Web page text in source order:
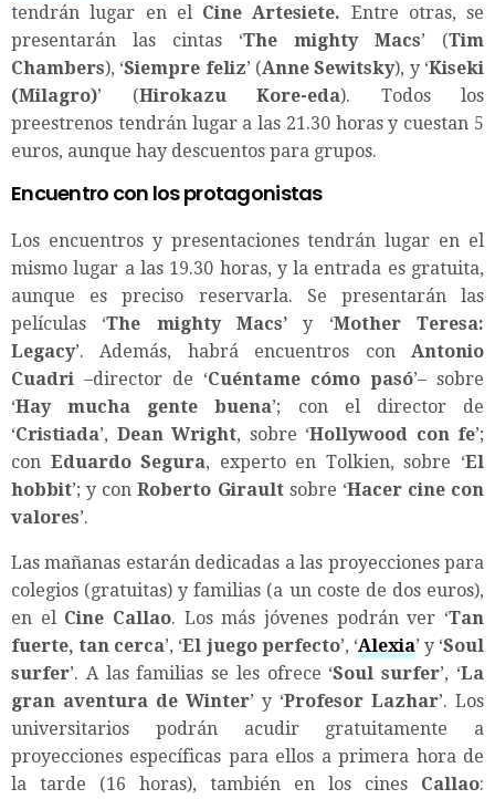
tendrán lugar en el Cine Artesiete. Entre otras, se
presentarán las cintas ‘The mighty Macs’ (Tim
Chambers), ‘Siempre feliz’ (Anne Sewitsky), y ‘Kiseki
(Milagro)’ (Hirokazu Kore-eda). Todos los
preestrenos tendrán lugar a las 21.30 horas y cuestan 5
euros, aunque hay descuentos para grupos.
Encuentro con los protagonistas
Los encuentros y presentaciones tendrán lugar en el
mismo lugar a las 19.30 horas, y la entrada es gratuita,
aunque es preciso reservarla. Se presentarán las
películas ‘The mighty Macs’ y ‘Mother Teresa:
Legacy’. Además, habrá encuentros con Antonio
Cuadri –director de ‘Cuéntame cómo pasó’– sobre
‘Hay mucha gente buena’; con el director de
‘Cristiada’, Dean Wright, sobre ‘Hollywood con fe’;
con Eduardo Segura, experto en Tolkien, sobre ‘El
hobbit’; y conRoberto Giraultsobre ‘Hacer cine con
valores’.
Las mañanas estarán dedicadas a las proyecciones para
colegios (gratuitas) y familias (a un coste de dos euros),
en el Cine Callao. Los más jóvenes podrán ver ‘Tan
fuerte, tan cerca’, ‘El juego perfecto’, ‘Alexia’ y ‘Soul
surfer’. A las familias se les ofrece ‘Soul surfer’, ‘La
gran aventura de Winter’ y ‘Profesor Lazhar’. Los
universitarios podrán acudir gratuitamente a
proyecciones específicas para ellos a primera hora de
la tarde (16 horas), también en los cines Callao: